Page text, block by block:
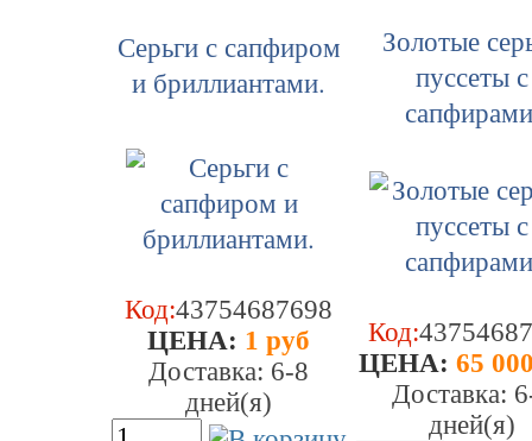
Серьги с сапфиром
и бриллиантами.
Код:43754687698
ЦEHA: 1 руб
Доставка: 6-8
дней(я)
Золотые
пуссеты с
Код:
ЦEHA: 65
Доставка:
дней(я)